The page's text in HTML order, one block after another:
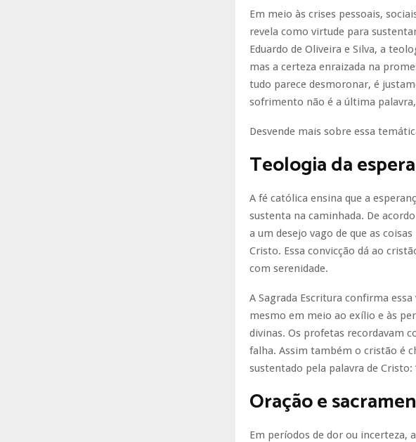
Em meio às crises pessoais,
revela como virtude para
Eduardo de Oliveira e Silva, a
mas a certeza enraizada na
tudo parece desmoronar, é
sofrimento não é a última
Desvende mais sobre essa
Teologia da
A fé católica ensina que a
sustenta na caminhada. De
a um desejo vago de que as
Cristo. Essa convicção dá ao
com serenidade.
A Sagrada Escritura confirma
mesmo em meio ao exílio e às
divinas. Os profetas recordavam
falha. Assim também o cristão é
sustentado pela palavra de
Oração e
Em períodos de dor ou incerteza,